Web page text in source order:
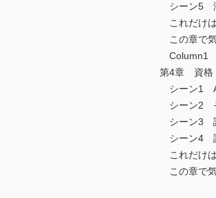
シーン5 海
これだけ
この章で
Column1
第4章 資格
シーン1
シーン2 そ
シーン3
シーン4 訪
これだけ
この章で